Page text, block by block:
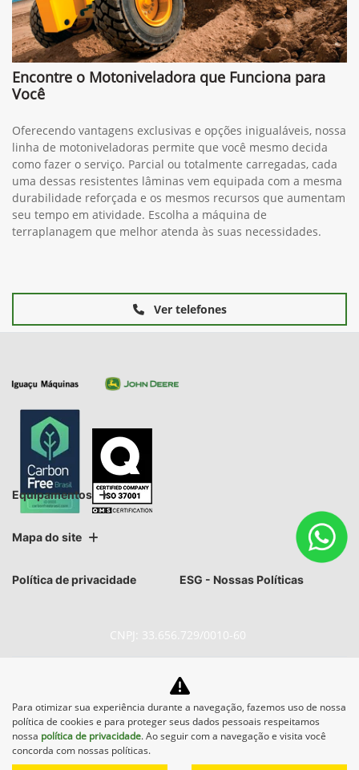
Encontre o Motoniveladora que Funciona para
Você
Oferecendo vantagens exclusivas e opções inigualáveis, nossa
linha de motoniveladoras permite que você mesmo decida
como fazer o serviço. Parcial ou totalmente carregadas, cada
uma dessas resistentes lâminas vem equipada com a mesma
durabilidade reforçada e os mesmos recursos que aumentam
seu tempo em atividade. Escolha a máquina de
terraplanagem que melhor atenda às suas necessidades.
Ver telefones
Equipamentos
Mapa do site
Política de privacidade ESG - Nossas Políticas
CNPJ: 33.656.729/0010-60
No trânsito, enxergar o outro
salva vidas.
Para otimizar sua experiência durante a navegação, fazemos uso de nossa
política de cookies e para proteger seus dados pessoais respeitamos
nossa política de privacidade. Ao seguir com a navegação e visita você
concorda com nossas políticas.